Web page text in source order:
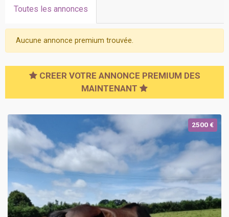
Toutes les annonces
Aucune annonce premium trouvée.
CREER VOTRE ANNONCE PREMIUM DES
MAINTENANT
2500 €